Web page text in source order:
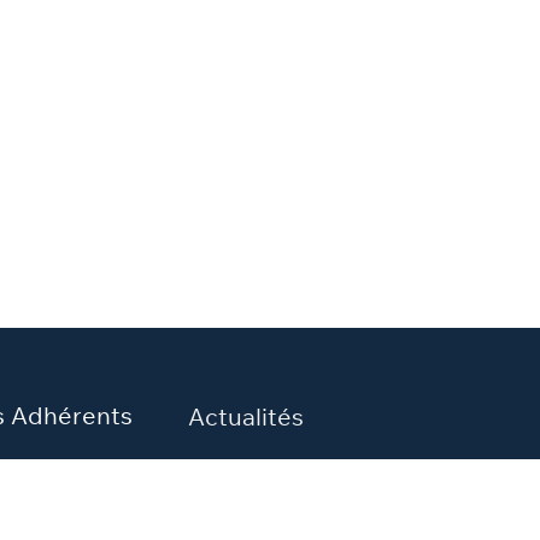
Actualités
Adhérents